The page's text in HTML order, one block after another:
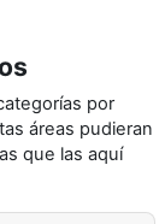
por
áreas pudieran
que las aquí